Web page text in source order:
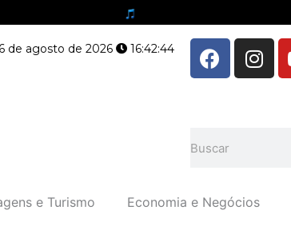
de agosto de 2026 16:42:45
F
a
o
I
n
m
e Turismo Economia e Negócios